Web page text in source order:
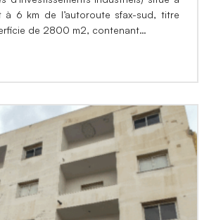
6 km de l’autoroute sfax-sud, titre
de 2800 m2, contenant…